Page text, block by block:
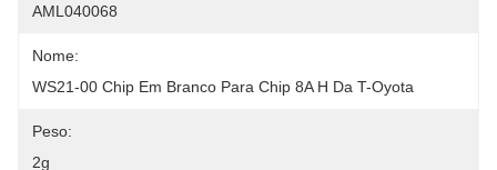
AML040068
Nome:
WS21-00 Chip Em Branco Para Chip 8A H Da T-Oyota
Peso:
2g